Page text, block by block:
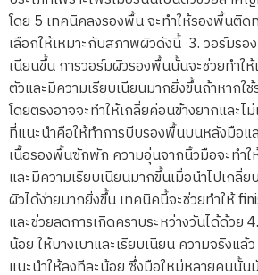
โดย 5 เทคนิคลงรองพื้น จะทำให้รองพื้นติ
เลือกให้เหมาะกับสภาพผิวดังนี้ 3. วอร์มรอ
เนียนขึ้น การวอร์มผิวรองพื้นนั้นจะช่วยทำใ
ตัวและมีความเรียบเนียนมากยิ่งขึ้นถ้าหากใ
โดยตรงอาจจะทำให้เกลี่ยค่อนข้างยากและไ
ที่แนะนำคือให้ทำการบีบรองพื้นบนหลังมือแ
เนื้อรองพื้นซักพัก ความอุ่นจากนิ้วมือจะทำใ
และมีความเรียบเนียนมากขึ้นเมื่อนำไปเกลี่
ผิวได้ง่ายมากยิ่งขึ้น เทคนิคนี้จะช่วยทำให้
และช่วยลดการเกิดคราบระหว่างวันได้ด้วย
น้อย ให้บางเบาและเรียบเนียน ความจริงแ
แนะนำให้ลงทีละน้อย ซึ่งมือใหม่หลายคนนั้น